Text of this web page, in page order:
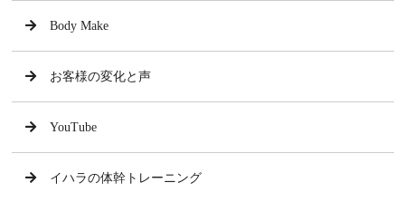
Body Make
お客様の変化と声
YouTube
イハラの体幹トレーニング